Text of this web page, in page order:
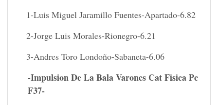
1-Luis Miguel Jaramillo Fuentes-Apartado-6.82
2-Jorge Luis Morales-Rionegro-6.21
3-Andres Toro Londoño-Sabaneta-6.06
-Impulsion De La Bala Varones Cat Fisica Pc
F37-